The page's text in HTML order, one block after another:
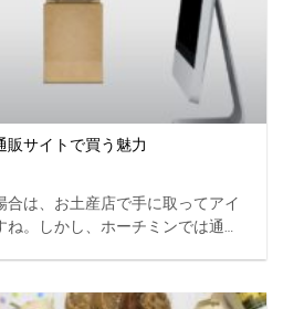
サイトで買う魅力
は、お土産店で手に取ってアイ
。しかし、ホーチミンでは通販